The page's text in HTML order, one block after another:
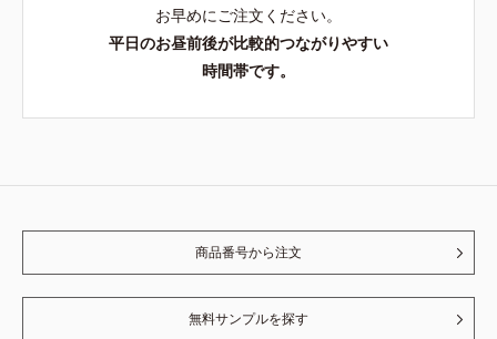
お早めにご注文ください。
平日のお昼前後が比較的つながりやすい
時間帯です。
商品番号から注文
無料サンプルを探す